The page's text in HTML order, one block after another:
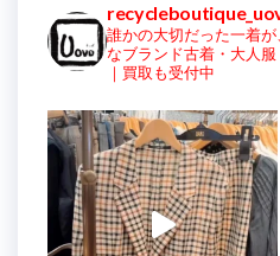
誰かの大切だった一着が
なブランド古着・大人
｜買取も受付中